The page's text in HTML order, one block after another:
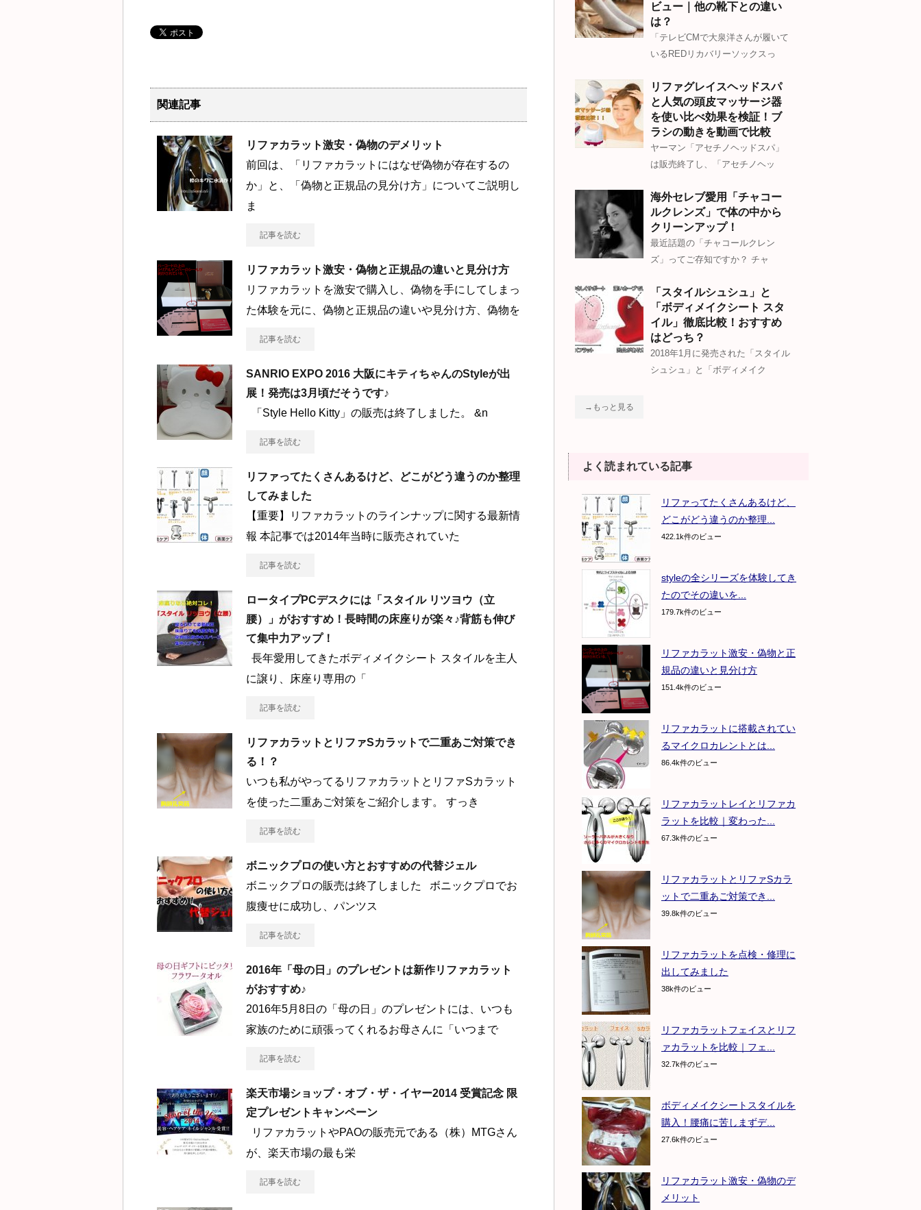
関連記事
リファカラット激安・偽物のデメリット
前回は、「リファカラットにはなぜ偽物が存在するの
か」と、「偽物と正規品の見分け方」についてご説明し
ま
記事を読む
リファカラット激安・偽物と正規品の違いと見分け方
リファカラットを激安で購入し、偽物を手にしてしまっ
た体験を元に、偽物と正規品の違いや見分け方、偽物を
記事を読む
SANRIO EXPO 2016 大阪にキティちゃんのStyleが出
展！発売は3月頃だそうです♪
「Style Hello Kitty」の販売は終了しました。 &n
記事を読む
リファってたくさんあるけど、どこがどう違うのか整理
してみました
【重要】リファカラットのラインナップに関する最新情
報 本記事では2014年当時に販売されていた
記事を読む
ロータイプPCデスクには「スタイル リツヨウ（立
腰）」がおすすめ！長時間の床座りが楽々♪背筋も伸び
て集中力アップ！
長年愛用してきたボディメイクシート スタイルを主人
に譲り、床座り専用の「
記事を読む
リファカラットとリファSカラットで二重あご対策でき
る！？
いつも私がやってるリファカラットとリファSカラット
を使った二重あご対策をご紹介します。 すっき
記事を読む
ボニックプロの使い方とおすすめの代替ジェル
ボニックプロの販売は終了しました ボニックプロでお
腹痩せに成功し、パンツス
記事を読む
2016年「母の日」のプレゼントは新作リファカラット
がおすすめ♪
2016年5月8日の「母の日」のプレゼントには、いつも
家族のために頑張ってくれるお母さんに「いつまで
記事を読む
楽天市場ショップ・オブ・ザ・イヤー2014 受賞記念 限
定プレゼントキャンペーン
リファカラットやPAOの販売元である（株）MTGさん
が、楽天市場の最も栄
記事を読む
ビュー｜他の靴下との違い
は？
「テレビCMで大泉洋さんが履いて
いるREDリカバリーソックスっ
リファグレイスヘッドスパ
と人気の頭皮マッサージ器
を使い比べ効果を検証！ブ
ラシの動きを動画で比較
ヤーマン「アセチノヘッドスパ」
は販売終了し、「アセチノヘッ
海外セレブ愛用「チャコー
ルクレンズ」で体の中から
クリーンアップ！
最近話題の「チャコールクレン
ズ」ってご存知ですか？ チャ
「スタイルシュシュ」と
「ボディメイクシート スタ
イル」徹底比較！おすすめ
はどっち？
2018年1月に発売された「スタイル
シュシュ」と「ボディメイク
→もっと見る
よく読まれている記事
リファってたくさんあるけど、
どこがどう違うのか整理...
422.1k件のビュー
styleの全シリーズを体験してき
たのでその違いを...
179.7k件のビュー
リファカラット激安・偽物と正
規品の違いと見分け方
151.4k件のビュー
リファカラットに搭載されてい
るマイクロカレントとは...
86.4k件のビュー
リファカラットレイとリファカ
ラットを比較｜変わった...
67.3k件のビュー
リファカラットとリファSカラ
ットで二重あご対策でき...
39.8k件のビュー
リファカラットを点検・修理に
出してみました
38k件のビュー
リファカラットフェイスとリフ
ァカラットを比較｜フェ...
32.7k件のビュー
ボディメイクシートスタイルを
購入！腰痛に苦しまずデ...
27.6k件のビュー
リファカラット激安・偽物のデ
メリット